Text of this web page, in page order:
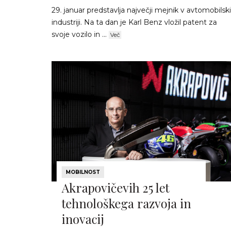
29. januar predstavlja največji mejnik v avtomobilski
industriji. Na ta dan je Karl Benz vložil patent za
svoje vozilo in ... Več
MOBILNOST
Akrapovičevih 25 let
tehnološkega razvoja in
inovacij